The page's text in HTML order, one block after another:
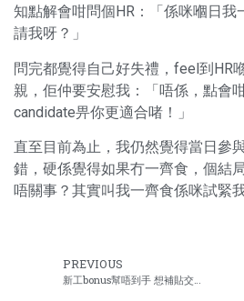
知點解會咁問個HR：「係咪嗰日我
請我呀？」
問完都覺得自己好失禮，feel到HR
親，佢仲要安慰我：「唔係，點會
candidate畀你更適合啫！」
直至目前為止，我仍然覺得當日參
錯，硬係覺得如果冇一齊食，個結
唔關事？其實叫我一齊食係咪試緊
PREVIOUS
新工bonus幫唔到手 想補貼交稅都未夠